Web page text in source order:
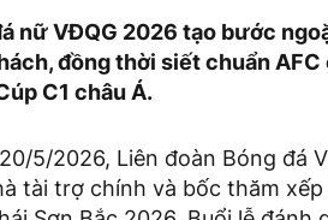
nữ VĐQG 2026 tạo bước
đồng thời siết chuẩn
C1 châu Á.
5/2026, Liên đoàn Bóng đá
tài trợ chính và bốc thăm